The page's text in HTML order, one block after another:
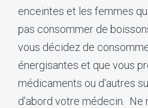
enceintes et les femmes
pas consommer de
vous décidez de
énergisantes et que vous
médicaments ou d'autres
d'abord votre médecin. Ne